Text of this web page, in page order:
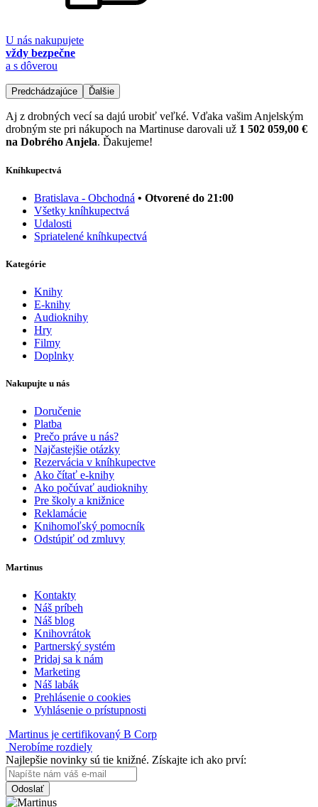
U nás nakupujete
vždy bezpečne
a s dôverou
Predchádzajúce Ďalšie
Aj z drobných vecí sa dajú urobiť veľké. Vďaka vašim Anjelským
drobným ste pri nákupoch na Martinuse darovali už 1 502 059,00 €
na Dobrého Anjela. Ďakujeme!
Kníhkupectvá
Bratislava - Obchodná • Otvorené do 21:00
Všetky kníhkupectvá
Udalosti
Spriatelené kníhkupectvá
Kategórie
Knihy
E-knihy
Audioknihy
Hry
Filmy
Doplnky
Nakupujte u nás
Doručenie
Platba
Prečo práve u nás?
Najčastejšie otázky
Rezervácia v kníhkupectve
Ako čítať e-knihy
Ako počúvať audioknihy
Pre školy a knižnice
Reklamácie
Knihomoľský pomocník
Odstúpiť od zmluvy
Martinus
Kontakty
Náš príbeh
Náš blog
Knihovrátok
Partnerský systém
Pridaj sa k nám
Marketing
Náš labák
Prehlásenie o cookies
Vyhlásenie o prístupnosti
Martinus je certifikovaný B Corp
Nerobíme rozdiely
Najlepšie novinky sú tie knižné. Získajte ich ako prví:
Odoslať